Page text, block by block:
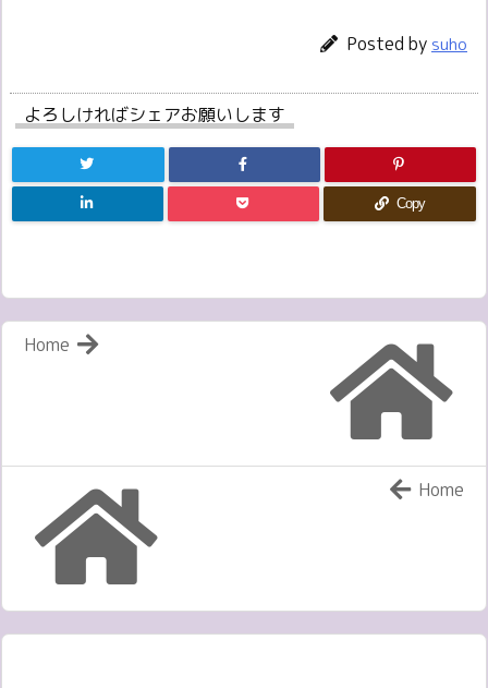
Posted by suho
よろしければシェアお願いします
Copy
Home
Home